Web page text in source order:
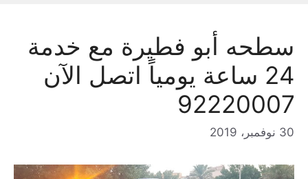
سطحه أبو فطيرة مع خدمة
24 ساعة يومياً اتصل الآن
92220007
30 نوفمبر، 2019